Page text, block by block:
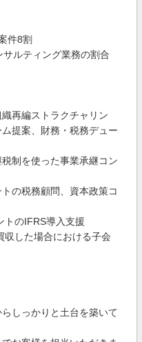
件8割
サルティング業務の割合
再編ストラクチャリン
提案、財務・税務デュー
制を使った事業承継コン
の税務顧問、資本政策コ
トのIFRS導入支援
収した場合における子会
しっかりと土台を築いて